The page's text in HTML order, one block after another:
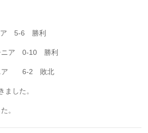
5-6 勝利
ニア 0-10 勝利
ア 6-2 敗北
ました。
。